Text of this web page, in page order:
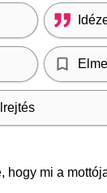
hogy mi a